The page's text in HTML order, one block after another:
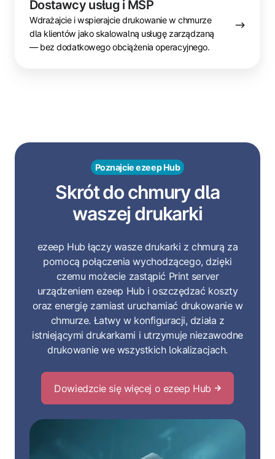
Dostawcy usług i MSP
Wdrażajcie i wspierajcie drukowanie w chmurze
dla klientów jako skalowalną usługę zarządzaną
— bez dodatkowego obciążenia operacyjnego.
Poznajcie ezeep Hub
Skrót do chmury dla
waszej drukarki
ezeep Hub łączy wasze drukarki z chmurą za
pomocą połączenia wychodzącego, dzięki
czemu możecie zastąpić Print server
urządzeniem ezeep Hub i oszczędzać koszty
oraz energię zamiast uruchamiać drukowanie w
chmurze. Łatwy w konfiguracji, działa z
istniejącymi drukarkami i utrzymuje niezawodne
drukowanie we wszystkich lokalizacjach.
Dowiedzcie się więcej o ezeep Hub